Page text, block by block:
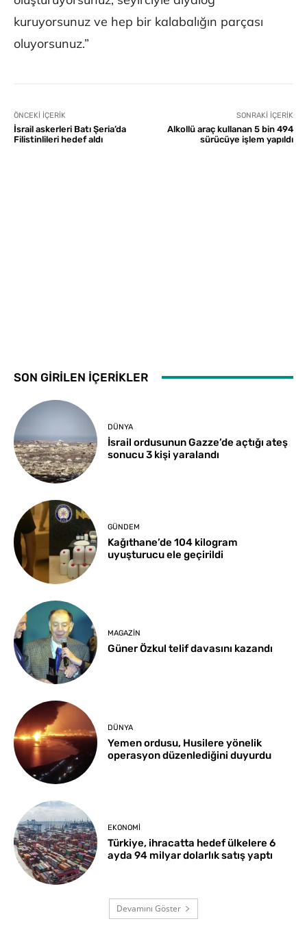
kuruyorsunuz ve hep bir kalabalığın parçası
oluyorsunuz.”
ÖNCEKI İÇERIK
İsrail askerleri Batı Şeria’da
Filistinlileri hedef aldı
SONRAKI İÇERIK
Alkollü araç kullanan 5 bin 494
sürücüye işlem yapıldı
SON GİRİLEN İÇERİKLER
DÜNYA
İsrail ordusunun Gazze’de açtığı ateş
sonucu 3 kişi yaralandı
GÜNDEM
Kağıthane’de 104 kilogram
uyuşturucu ele geçirildi
MAGAZIN
Güner Özkul telif davasını kazandı
DÜNYA
Yemen ordusu, Husilere yönelik
operasyon düzenlediğini duyurdu
EKONOMI
Türkiye, ihracatta hedef ülkelere 6
ayda 94 milyar dolarlık satış yaptı
Devamını Göster